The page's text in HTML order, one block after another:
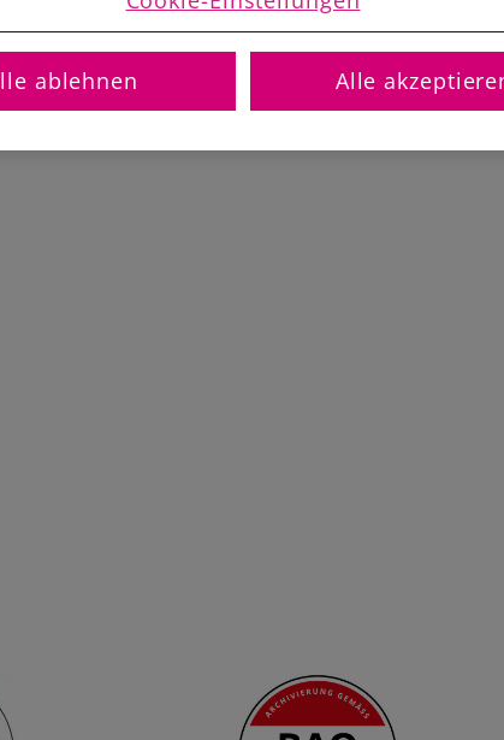
ablehnen Alle